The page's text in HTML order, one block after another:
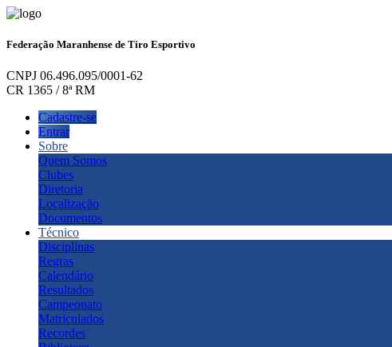
Federação Maranhense de Tiro Esportivo
CNPJ 06.496.095/0001-62
CR 1365 / 8ª RM
Cadastre-se
Entrar
Sobre
Quem Somos
Clubes
Diretoria
Localização
Documentos
Técnico
Disciplinas
Regras
Calendário
Resultados
Campeonato
Matriculados
Recordes